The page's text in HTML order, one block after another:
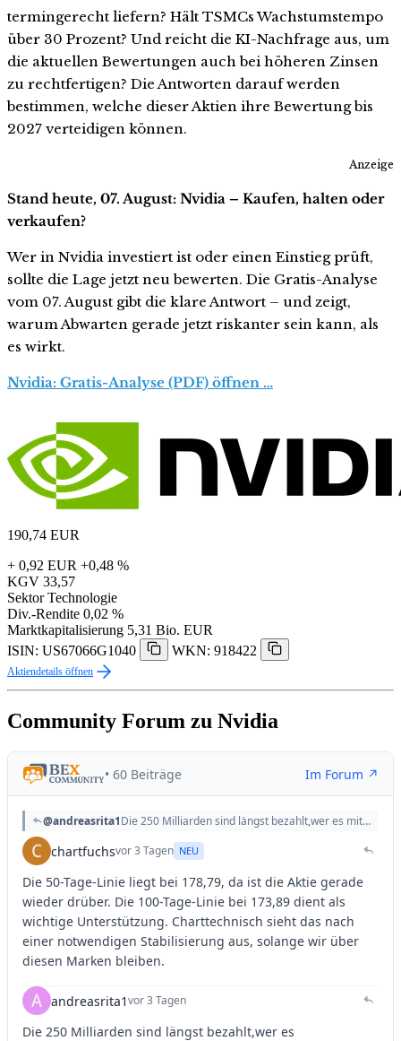
termingerecht liefern? Hält TSMCs Wachstumstempo
über 30 Prozent? Und reicht die KI-Nachfrage aus, um
die aktuellen Bewertungen auch bei höheren Zinsen
zu rechtfertigen? Die Antworten darauf werden
bestimmen, welche dieser Aktien ihre Bewertung bis
2027 verteidigen können.
Anzeige
Stand heute, 07. August: Nvidia – Kaufen, halten oder
verkaufen?
Wer in Nvidia investiert ist oder einen Einstieg prüft,
sollte die Lage jetzt neu bewerten. Die Gratis-Analyse
vom 07. August gibt die klare Antwort – und zeigt,
warum Abwarten gerade jetzt riskanter sein kann, als
es wirkt.
Nvidia: Gratis-Analyse (PDF) öffnen …
190,74 EUR
+ 0,92 EUR +0,48 %
KGV 33,57
Sektor Technologie
Div.-Rendite 0,02 %
Marktkapitalisierung 5,31 Bio. EUR
ISIN: US67066G1040
WKN: 918422
Aktiendetails öffnen
Community Forum zu Nvidia